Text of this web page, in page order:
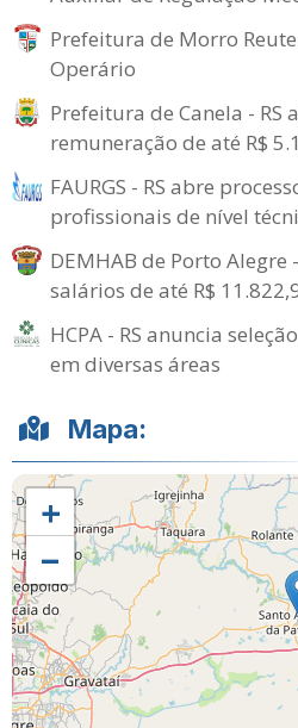
Prefeitura de Morro
Operário
Prefeitura de Canela - RS
remuneração de até R$
FAURGS - RS abre
profissionais de nível
DEMHAB de Porto Alegre
salários de até R$
HCPA - RS anuncia
em diversas áreas
Mapa:
+
−